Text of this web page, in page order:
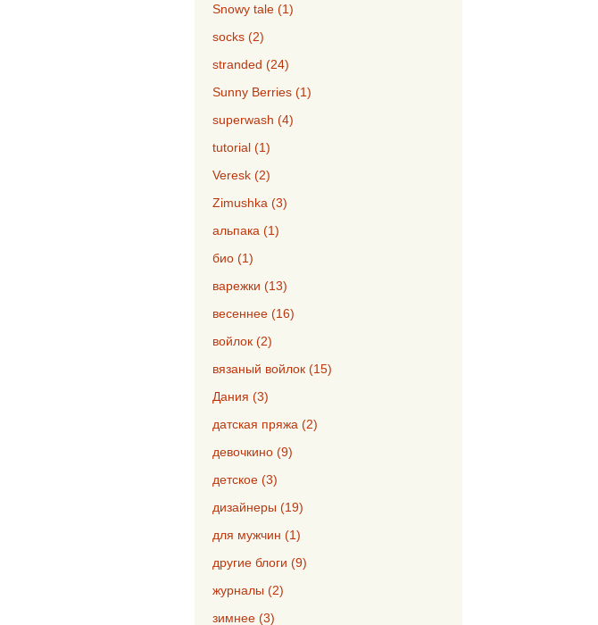
Snowy tale (1)
socks (2)
stranded (24)
Sunny Berries (1)
superwash (4)
tutorial (1)
Veresk (2)
Zimushka (3)
альпака (1)
био (1)
варежки (13)
весеннее (16)
войлок (2)
вязаный войлок (15)
Дания (3)
датская пряжа (2)
девочкино (9)
детское (3)
дизайнеры (19)
для мужчин (1)
другие блоги (9)
журналы (2)
зимнее (3)